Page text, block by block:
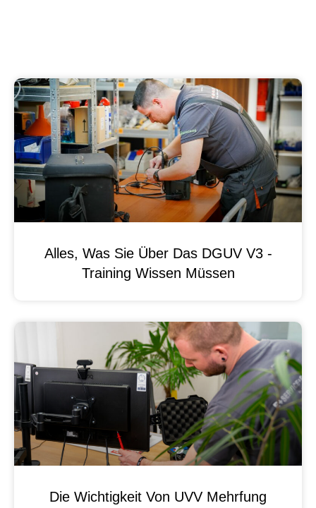
Alles, Was Sie Über Das DGUV V3 -
Training Wissen Müssen
Die Wichtigkeit Von UVV Mehrfung